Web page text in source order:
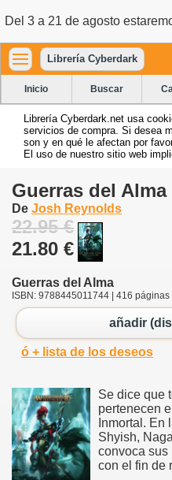
Del 3 a 21 de agosto
Librería Cyberdark
Inicio Buscar
Librería Cyberdark.net usa
servicios de compra. Si desea
son y en qué le afectan por
El uso de nuestro sitio web
Guerras del Alma
De Josh Reynolds
22.95 €
21.80 €
Guerras del Alma
ISBN: 9788445011744 | 416
añadir
ó + lista de los deseos
Se dice que
pertenecen
Inmortal. En
Shyish,
convoca sus
con el fin de